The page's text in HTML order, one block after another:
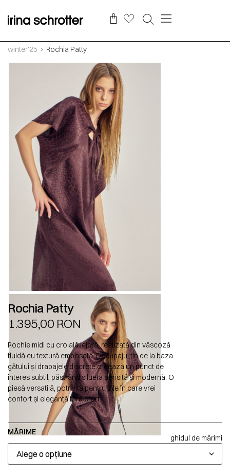
winter'25 Rochia Patty
Rochia Patty
1.395,00 RON
Rochie midi cu croială lejeră, realizată din vâscoză
fluidă cu textură embosată. Decupajul fin de la baza
gâtului și drapajele discrete creează un punct de
interes subtil, păstrând silueta aerisită și modernă. O
piesă versatilă, potrivită pentru zile în care vrei
confort și eleganță fără efort.
MĂRIME
ghidul de mărimi